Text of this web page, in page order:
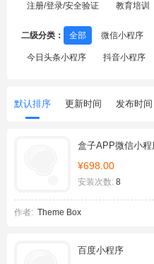
注册/登录/安全验证 教育培训
二级分类： 全部 微信小程序
今日头条小程序 抖音小程序
默认排序 更新时间 发布时间
盒子APP微信小程
¥698.00
安装次数: 8
作者: Theme Box
百度小程序